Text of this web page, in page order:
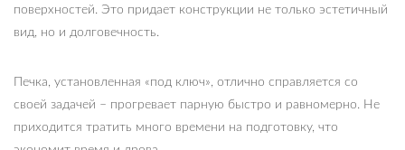
поверхностей. Это придает конструкции не только эстетичный
вид, но и долговечность.
Печка, установленная «под ключ», отлично справляется со
своей задачей – прогревает парную быстро и равномерно. Не
приходится тратить много времени на подготовку, что